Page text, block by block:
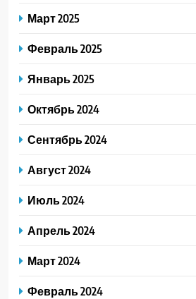
Март 2025
Февраль 2025
Январь 2025
Октябрь 2024
Сентябрь 2024
Август 2024
Июль 2024
Апрель 2024
Март 2024
Февраль 2024